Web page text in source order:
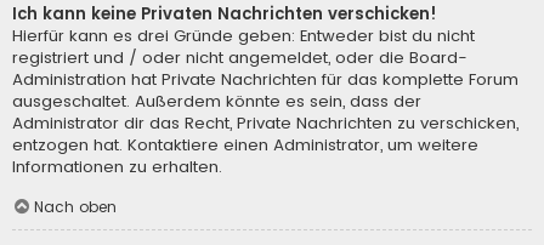
Ich kann keine Privaten Nachrichten verschicken!
Hierfür kann es drei Gründe geben: Entweder bist du nicht
registriert und / oder nicht angemeldet, oder die Board-
Administration hat Private Nachrichten für das komplette Forum
ausgeschaltet. Außerdem könnte es sein, dass der
Administrator dir das Recht, Private Nachrichten zu verschicken,
entzogen hat. Kontaktiere einen Administrator, um weitere
Informationen zu erhalten.
Nach oben